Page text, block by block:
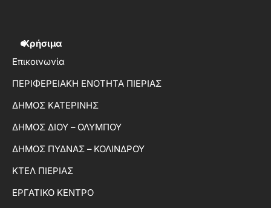
Χρήσιμα
Επικοινωνία
ΠΕΡΙΦΕΡΕΙΑΚΗ ΕΝΟΤΗΤΑ ΠΙΕΡΙΑΣ
ΔΗΜΟΣ ΚΑΤΕΡΙΝΗΣ
ΔΗΜΟΣ ΔΙΟΥ – ΟΛΥΜΠΟΥ
ΔΗΜΟΣ ΠΥΔΝΑΣ – ΚΟΛΙΝΔΡΟΥ
ΚΤΕΛ ΠΙΕΡΙΑΣ
ΕΡΓΑΤΙΚΟ ΚΕΝΤΡΟ